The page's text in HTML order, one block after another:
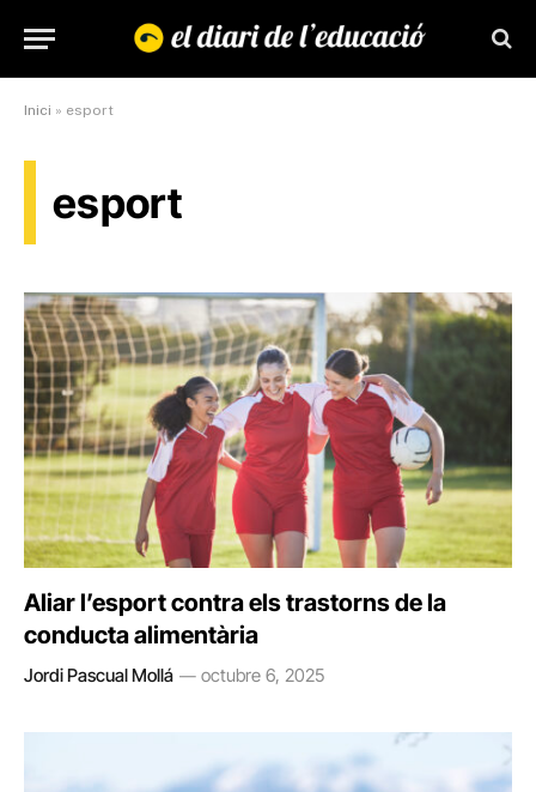
Inici » esport
esport
Aliar l’esport contra els trastorns de la
conducta alimentària
Jordi Pascual Mollá octubre 6, 2025